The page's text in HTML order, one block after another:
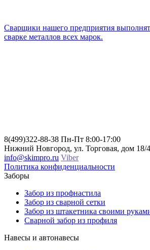
Cварщики нашего предприятия
сварке металлов всех марок.
8(499)322-88-38 Пн-Пт 8:00-17:00
Нижний Новгород, ул. Торговая, дом 18/
info@skimpro.ru Viber
Политика конфиденциальности
Заборы
Забор из профнастила
Забор из сварной сетки
Забор из штакетника своими
Сварной забор из профиля
Навесы и автонавесы